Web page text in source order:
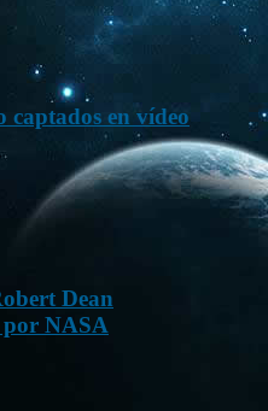
captados en vídeo
Dean
por NASA